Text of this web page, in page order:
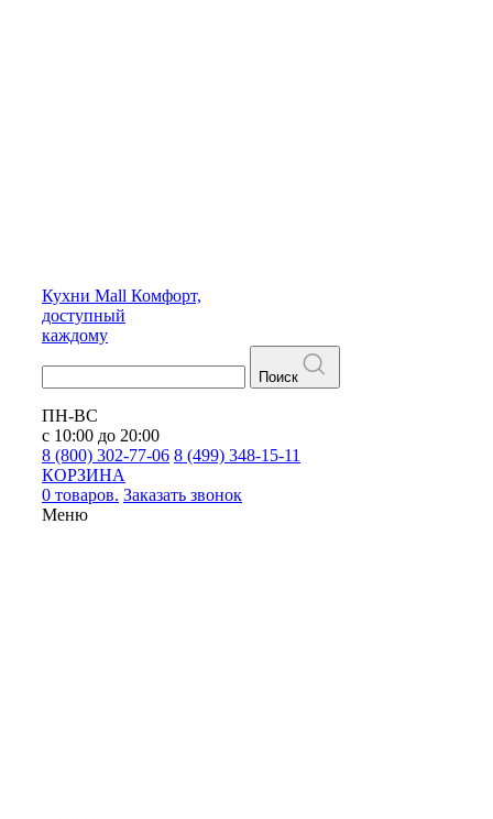
Кухни Mall Комфорт,
доступный
каждому
Поиск
ПН-ВС
с 10:00 до 20:00
8 (800) 302-77-06 8 (499) 348-15-11
КОРЗИНА
0 товаров. Заказать звонок
Меню